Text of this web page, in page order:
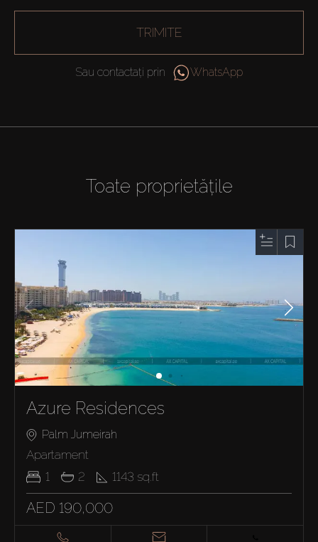
TRIMITE
Sau contactați prin WhatsApp
Toate proprietățile
Azure Residences
Palm Jumeirah
Apartament
1
2 1143 sq.ft
AED 190,000